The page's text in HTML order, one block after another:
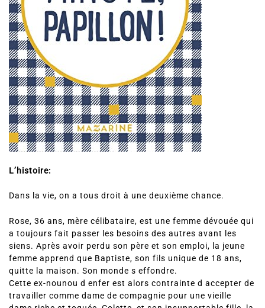
L’histoire:
Dans la vie, on a tous droit à une deuxième chance.
Rose, 36 ans, mère célibataire, est une femme dévouée qui
a toujours fait passer les besoins des autres avant les
siens. Après avoir perdu son père et son emploi, la jeune
femme apprend que Baptiste, son fils unique de 18 ans,
quitte la maison. Son monde s effondre.
Cette ex-nounou d enfer est alors contrainte d accepter de
travailler comme dame de compagnie pour une vieille